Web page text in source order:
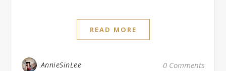
READ MORE
AnnieSinLee 0 Comments